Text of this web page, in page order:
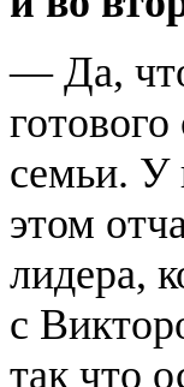
— Да, что
семьи. У
этом
лидера,
с
так что